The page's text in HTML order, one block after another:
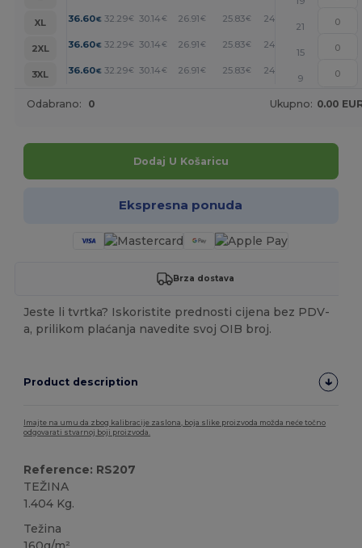
XL
36.60€ 32.29€ 30.14 € 26.91€ 25.83€ 24.75
21
2XL
36.60€ 32.29€ 30.14 € 26.91€ 25.83€ 24.75
15
3XL
36.60€ 32.29€ 30.14 € 26.91€ 25.83€ 24.75
9
Odabrano: 0 Ukupno: 0.00
Dodaj U Košaricu
Ekspresna ponuda
Brza dostava
Jeste li tvrtka? Iskoristite prednosti cijena bez PDV-
a, prilikom plaćanja navedite svoj OIB broj.
Product description
Imajte na umu da zbog kalibracije zaslona, boja slike proizvoda možda neće točno
odgovarati stvarnoj boji proizvoda.
Reference: RS207
TEŽINA
1.404 Kg.
Težina